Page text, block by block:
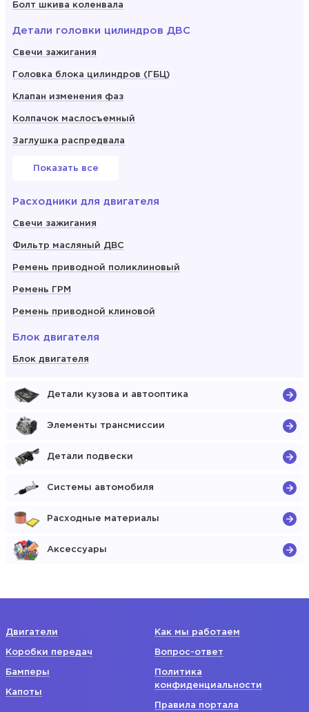
Болт шкива коленвала
Детали головки цилиндров ДВС
Свечи зажигания
Головка блока цилиндров (ГБЦ)
Клапан изменения фаз
Колпачок маслосъемный
Заглушка распредвала
Показать все
Расходники для двигателя
Свечи зажигания
Фильтр масляный ДВС
Ремень приводной поликлиновый
Ремень ГРМ
Ремень приводной клиновой
Блок двигателя
Блок двигателя
Детали кузова и автооптика
Элементы трансмиссии
Детали подвески
Системы автомобиля
Расходные материалы
Аксессуары
Двигатели
Коробки передач
Бамперы
Капоты
Как мы работаем
Вопрос-ответ
Политика
конфиденциальности
Правила портала